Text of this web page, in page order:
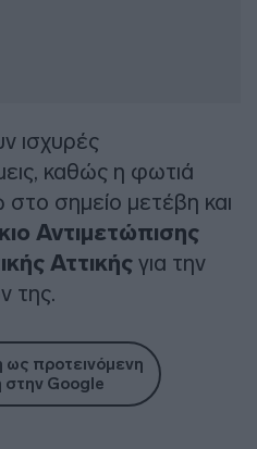
ισχυρές
καθώς η φωτιά
στο σημείο μετέβη και
Αντιμετώπισης
Αττικής για την
της.
προτεινόμενη
στην Google